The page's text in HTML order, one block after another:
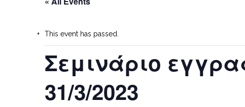
This event has passed.
Σεμινάριο
31/3/2023